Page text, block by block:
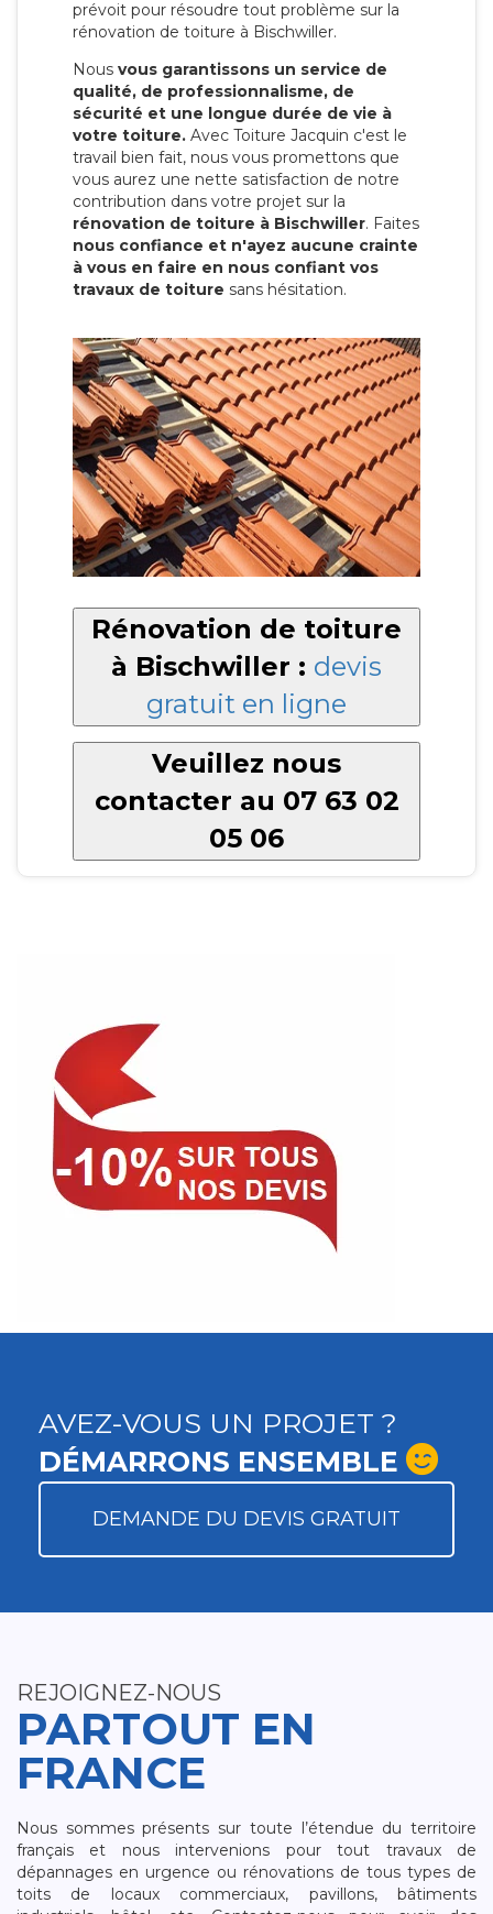
prévoit pour résoudre tout problème sur la
rénovation de toiture à Bischwiller.
Nous vous garantissons un service de
qualité, de professionnalisme, de
sécurité et une longue durée de vie à
votre toiture. Avec Toiture Jacquin c'est le
travail bien fait, nous vous promettons que
vous aurez une nette satisfaction de notre
contribution dans votre projet sur la
rénovation de toiture à Bischwiller. Faites
nous confiance et n'ayez aucune crainte
à vous en faire en nous confiant vos
travaux de toiture sans hésitation.
Rénovation de toiture
à Bischwiller : devis
gratuit en ligne
Veuillez nous
contacter au 07 63 02
05 06
AVEZ-VOUS UN PROJET ?
DÉMARRONS ENSEMBLE
DEMANDE DU DEVIS GRATUIT
REJOIGNEZ-NOUS
PARTOUT EN
FRANCE
Nous sommes présents sur toute l’étendue du territoire
français et nous intervenions pour tout travaux de
dépannages en urgence ou rénovations de tous types de
toits de locaux commerciaux, pavillons, bâtiments